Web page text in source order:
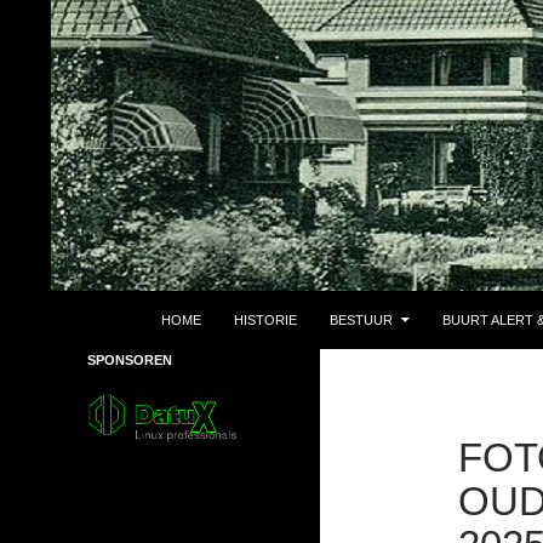
inhoud
Buurtvereniging Boschoord Emmen
HOME HISTORIE BESTUUR BUURT ALERT
Sinds 1936
SPONSOREN